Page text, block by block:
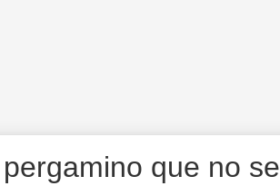
que no se